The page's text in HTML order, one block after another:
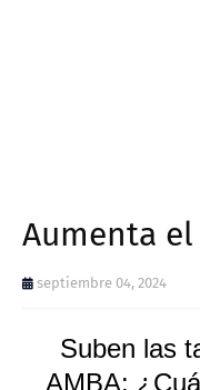
Aumenta
septiembre 04, 2024
Suben las
AMBA: